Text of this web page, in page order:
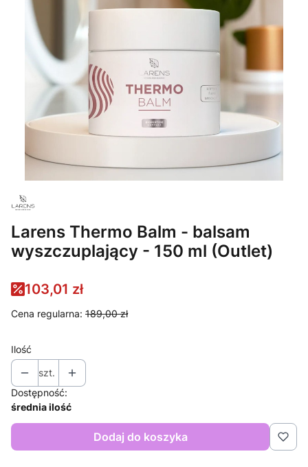
Larens Thermo Balm - balsam
wyszczuplający - 150 ml (Outlet)
103,01 zł
Cena regularna: 189,00 zł
Ilość
szt.
Dostępność:
średnia ilość
Dodaj do koszyka